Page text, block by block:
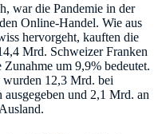
war die Pandemie in der
Online-Handel. Wie aus
hervorgeht, kauften die
Mrd. Schweizer Franken
um 9,9% bedeutet.
12,3 Mrd. bei
und 2,1 Mrd. an